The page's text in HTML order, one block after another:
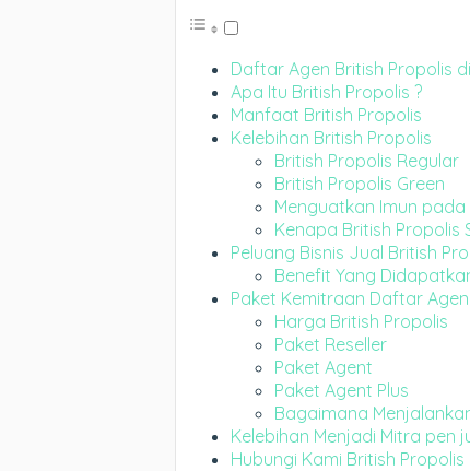
Daftar Agen British Propolis
Apa Itu British Propolis ?
Manfaat British Propolis
Kelebihan British Propolis
British Propolis Regular
British Propolis Green
Menguatkan Imun pada
Kenapa British Propolis
Peluang Bisnis Jual British
Benefit Yang
Paket Kemitraan Daftar
Harga British Propolis
Paket Reseller
Paket Agent
Paket Agent Plus
Bagaimana
Kelebihan Menjadi Mitra pen
Hubungi Kami British